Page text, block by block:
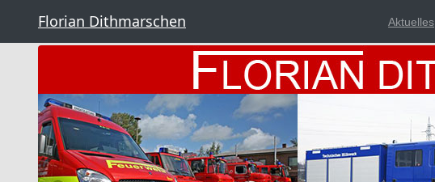
Florian Dithmarschen Aktuelles